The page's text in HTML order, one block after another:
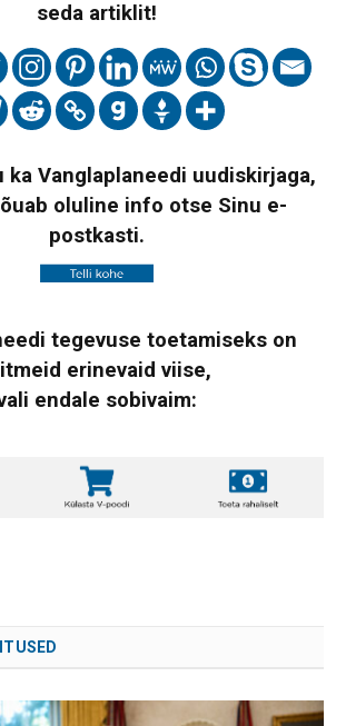
seda artiklit!
Vanglaplaneedi uudiskirjaga,
oluline info otse Sinu e-
postkasti.
tegevuse toetamiseks on
erinevaid viise,
endale sobivaim: